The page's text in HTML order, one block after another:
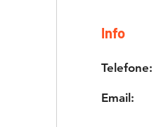
Info
Telefone:
Email: